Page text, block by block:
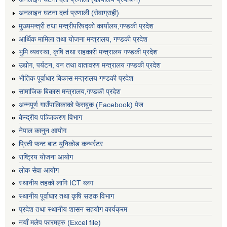
अनलाइन घटना दर्ता प्रणाली (सेवाग्राही)
मुख्यमन्त्री तथा मन्त्रीपरिषद्को कार्यालय,गण्डकी प्रदेश
आर्थिक मामिला तथा योजना मन्त्रालय, गण्डकी प्रदेश
भुमि व्यवस्था, कृषि तथा सहकारी मन्त्रालय गण्डकी प्रदेश
उद्योग, पर्यटन, वन तथा वातावरण मन्त्रालय गण्डकी प्रदेश
भौतिक पूर्वाधार बिकास मन्त्रालय गण्डकी प्रदेश
सामाजिक बिकास मन्त्रालय,गण्डकी प्रदेश
अन्नपूर्ण गाउँपालिकाको फेसबुक (Facebook) पेज
केन्द्रीय पञ्जिकरण विभाग
नेपाल कानुन आयोग
प्रिती फन्ट बाट युनिकोड कन्भर्रटर
राष्ट्रिय योजना आयोग
लोक सेवा आयोग
स्थानीय तहको लागि ICT ब्लग
स्थानीय पूर्वाधार तथा कृषि सडक विभाग
प्रदेश तथा स्थानीय शासन सहयोग कार्यक्रम
नयाँ मलेप फारमहरु (Excel file)